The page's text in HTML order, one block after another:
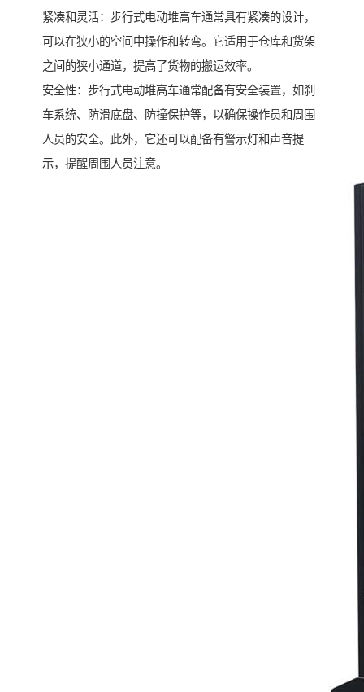
紧凑和灵活：步行式电动堆高车通常具有紧凑的设计，
可以在狭小的空间中操作和转弯。它适用于仓库和货架
之间的狭小通道，提高了货物的搬运效率。
安全性：步行式电动堆高车通常配备有安全装置，如刹
车系统、防滑底盘、防撞保护等，以确保操作员和周围
人员的安全。此外，它还可以配备有警示灯和声音提
示，提醒周围人员注意。